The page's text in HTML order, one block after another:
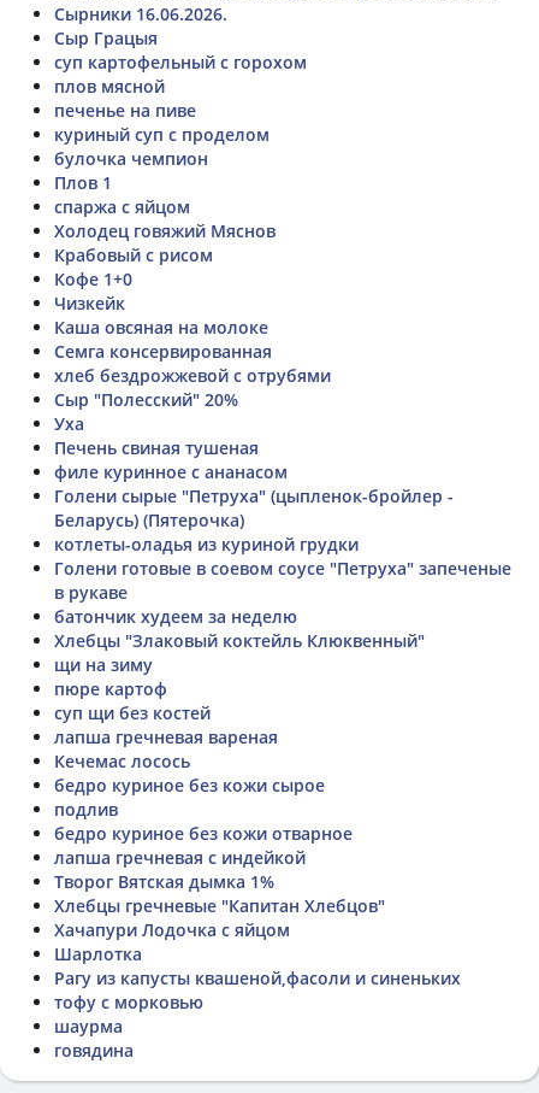
Сырники 16.06.2026.
Сыр Грацыя
суп картофельный с горохом
плов мясной
печенье на пиве
куриный суп с проделом
булочка чемпион
Плов 1
спаржа с яйцом
Холодец говяжий Мяснов
Крабовый с рисом
Кофе 1+0
Чизкейк
Каша овсяная на молоке
Семга консервированная
хлеб бездрожжевой с отрубями
Сыр "Полесский" 20%
Уха
Печень свиная тушеная
филе куринное с ананасом
Голени сырые "Петруха" (цыпленок-бройлер -
Беларусь) (Пятерочка)
котлеты-оладья из куриной грудки
Голени готовые в соевом соусе "Петруха" запеченые
в рукаве
батончик худеем за неделю
Хлебцы "Злаковый коктейль Клюквенный"
щи на зиму
пюре картоф
суп щи без костей
лапша гречневая вареная
Кечемас лосось
бедро куриное без кожи сырое
подлив
бедро куриное без кожи отварное
лапша гречневая с индейкой
Творог Вятская дымка 1%
Хлебцы гречневые "Капитан Хлебцов"
Хачапури Лодочка с яйцом
Шарлотка
Рагу из капусты квашеной,фасоли и синеньких
тофу с морковью
шаурма
говядина